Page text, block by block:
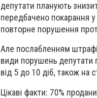
депутати планують
передбачено покарання
повторне порушення
Але послабленням
види порушень депутати
від 5 до 10 діб, також на
Цікаві факти: 70%